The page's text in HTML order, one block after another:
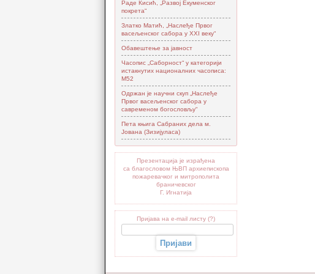
Раде Кисић, „Развој Екуменског
покрета“
Златко Матић, „Наслеђе Првог
васељенског сабора у XXI веку“
Обавештење за јавност
Часопис „Саборност“ у категорији
истакнутих националних часописа:
М52
Одржан је научни скуп „Наслеђе
Првог васељенског сабора у
савременом богословљу“
Пета књига Сабраних дела м.
Јована (Зизијуласа)
Презентација је израђена
са благословом ЊВП архиепископа
пожаревачког и митрополита
браничевског
Г. Игнатија
Пријава на e-mail листу (?)